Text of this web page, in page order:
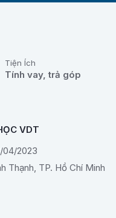
Tiện Ích
Tính vay, trả góp
VDT
04/2023
Thạnh, TP. Hồ Chí Minh